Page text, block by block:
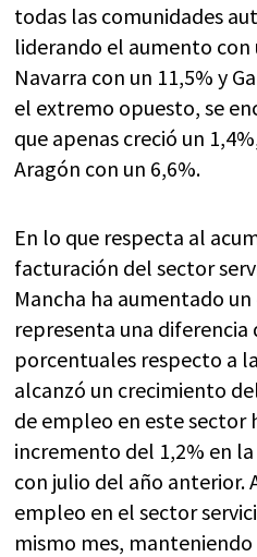
todas las comunidades
liderando el aumento con
Navarra con un 11,5% y
el extremo opuesto, se
que apenas creció un
Aragón con un 6,6%.
En lo que respecta al
facturación del sector
Mancha ha aumentado
representa una diferencia
porcentuales respecto a
alcanzó un crecimiento
de empleo en este sector
incremento del 1,2% en
con julio del año anterior.
empleo en el sector
mismo mes,